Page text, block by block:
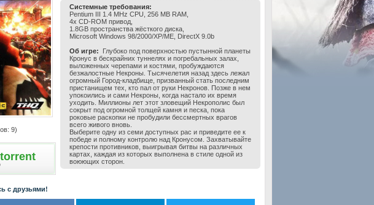
9)
Системные требования:
Pentium III 1.4 MHz CPU, 256 MB RAM,
4x CD-ROM привод,
1.8GB пространства жёсткого диска,
Microsoft Windows 98/2000/XP/ME, DirectX 9.0b
Об игре:
Глубоко под поверхностью пустынной планеты
Кронус в бескрайних туннелях и погребальных залах,
выложенных черепами и костями, пробуждаются
безжалостные Некроны. Тысячелетия назад здесь лежал
огромный Город-кладбище, призванный стать последним
пристанищем тех, кто пал от руки Некронов. Позже в нем
упокоились и сами Некроны, когда настало их время
уходить. Миллионы лет этот зловещий Некрополис был
сокрыт под огромной толщей камня и песка, пока
роковые раскопки не пробудили бессмертных врагов
всего живого вновь.
Выберите одну из семи доступных рас и приведите ее к
победе и полному контролю над Кронусом. Захватывайте
крепости противников, выигрывая битвы на различных
картах, каждая из которых выполнена в стиле одной из
воюющих сторон.
с друзьями!